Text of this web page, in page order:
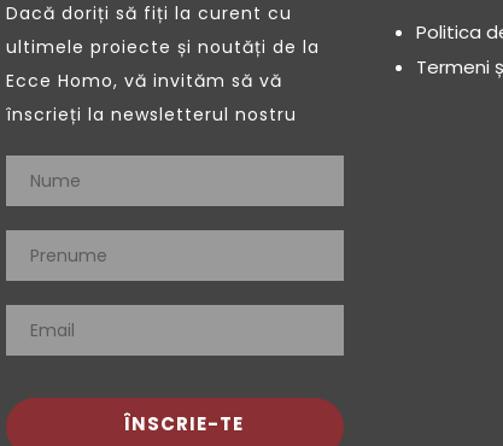
Dacă doriți să fiți la curent cu
ultimele proiecte și noutăți de la
Ecce Homo, vă invităm să vă
înscrieți la newsletterul nostru
ÎNSCRIE-TE
Politica
Termeni